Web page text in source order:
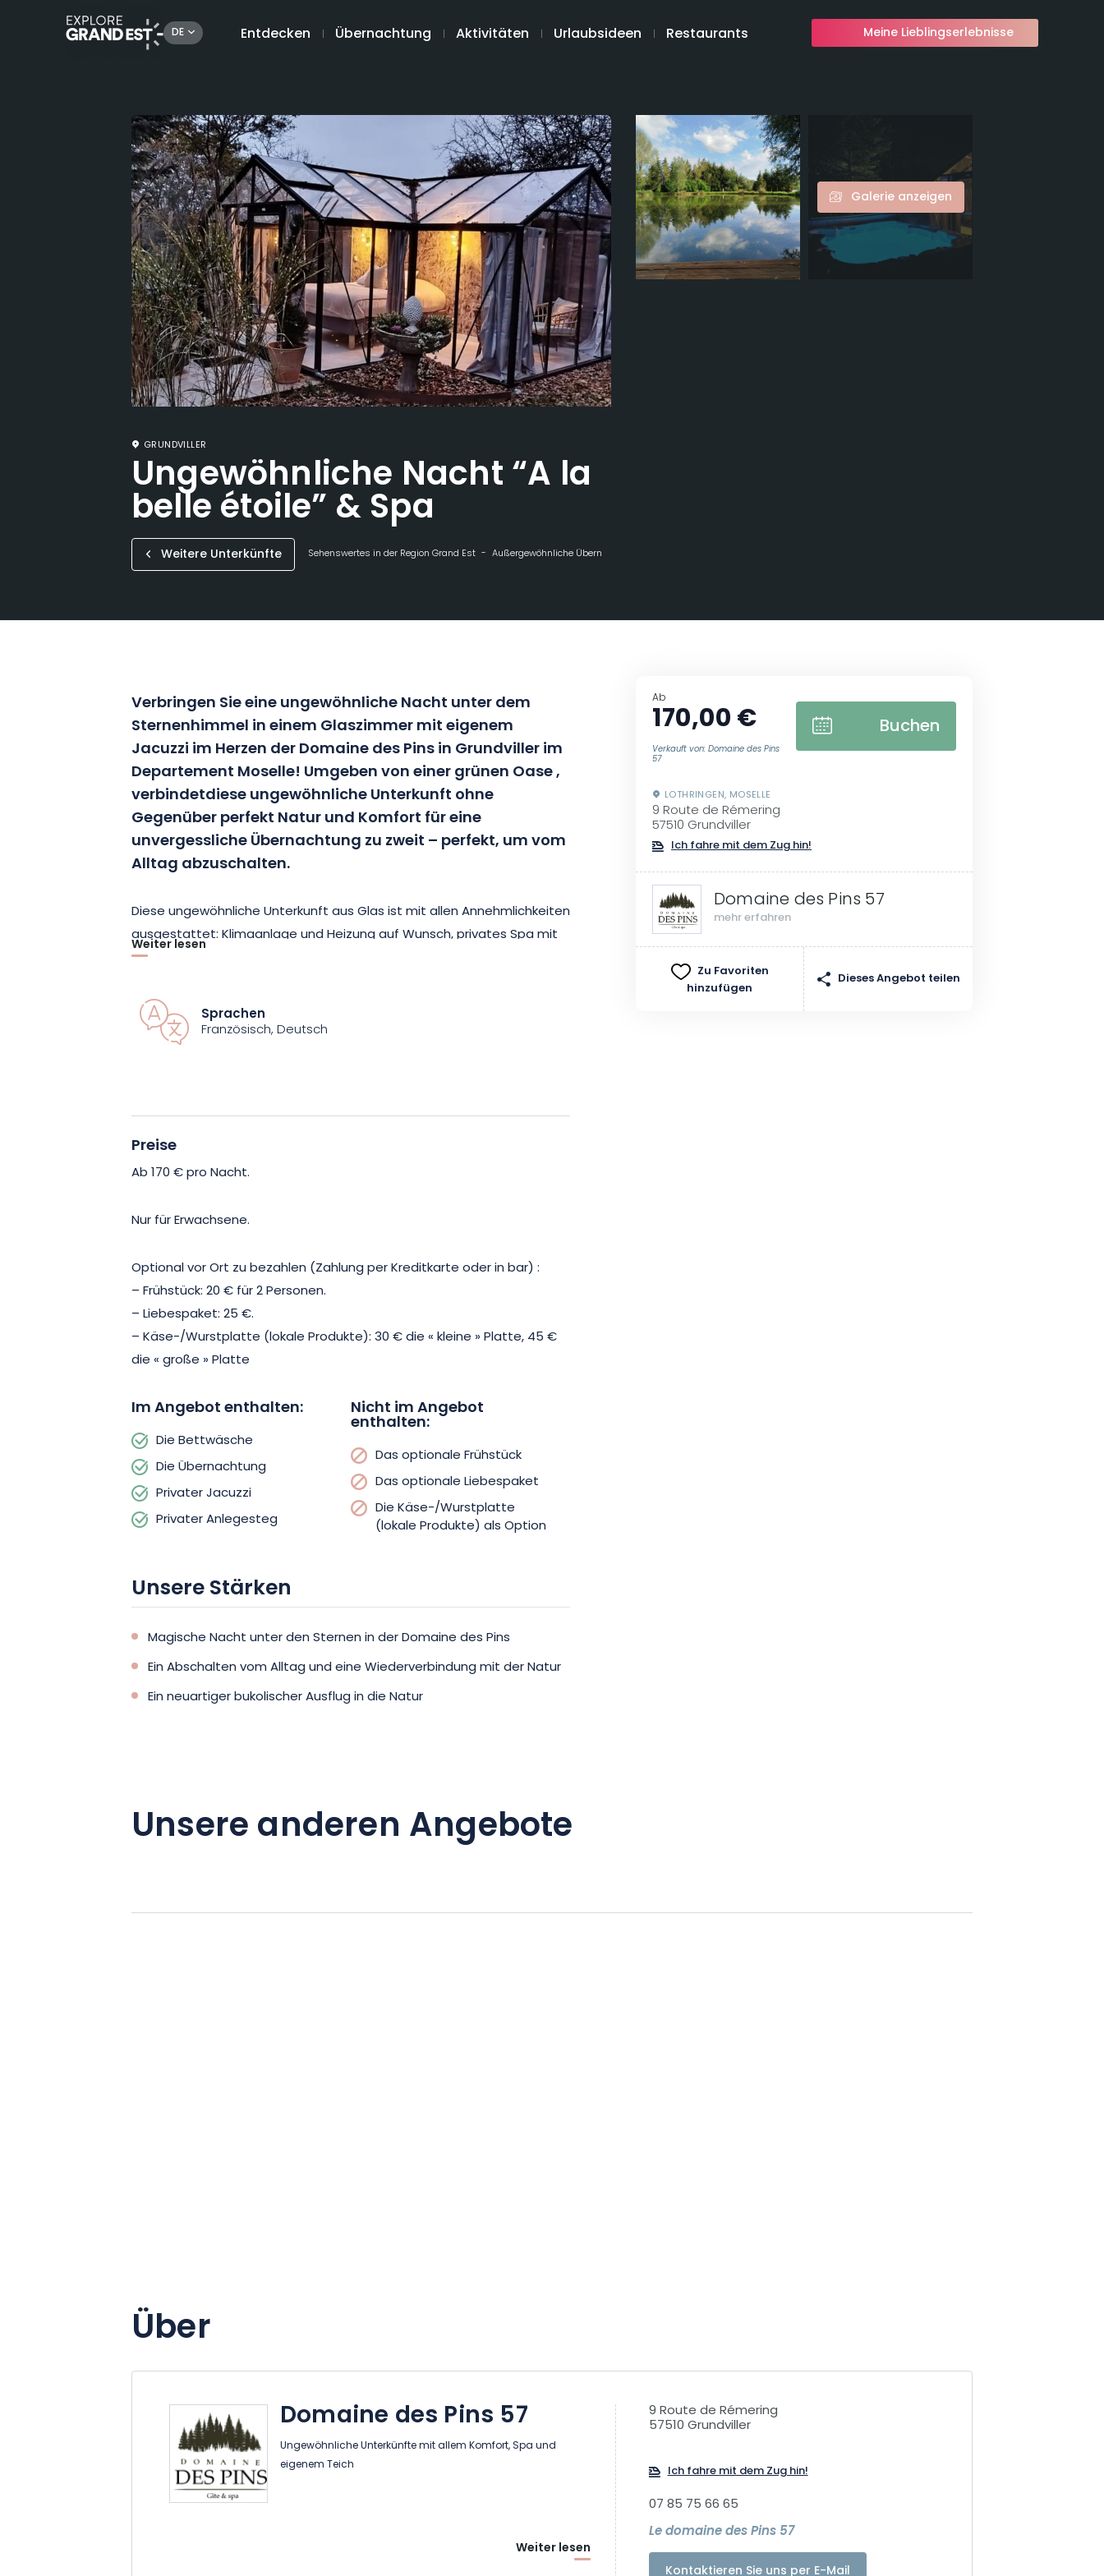
DE Entdecken Übernachtung Aktivitäten Urlaubsideen Restaurants Meine Lieblingserlebnisse
Galerie anzeigen
GRUNDVILLER
Ungewöhnliche Nacht “A la
belle étoile” & Spa
Weitere Unterkünfte Sehenswertes in der Region Grand Est Außergewöhnliche Übernachtungen
Verbringen Sie eine ungewöhnliche Nacht unter dem
Sternenhimmel in einem Glaszimmer mit eigenem
Jacuzzi im Herzen der Domaine des Pins in Grundviller im
Departement Moselle! Umgeben von einer grünen Oase,
verbindetdiese ungewöhnliche Unterkunftohne
Gegenüberperfekt Natur und Komfort für eine
unvergessliche Übernachtung zu zweit – perfekt, um vom
Alltag abzuschalten.
Diese ungewöhnliche Unterkunft aus Glas ist mit allen Annehmlichkeiten
ausgestattet: Klimaanlage und Heizung auf Wunsch, privates Spa mit
Jacuzzi und ein exklusiver Steg, von dem aus Sie den Blick auf den
Die Domaine des Pins bietet Ihnen außerdem optional ein Liebespaket
an, eine Käse- und Wurstplatte, mit der Sie die lokalen Produkte
zweit sind, jeder Moment Ihres Aufenthalts ist so gestaltet, dass er
außergewöhnlich ist.
und erleben Sie einen zeitlosen Moment in der Domaine des Pins.
Weiter lesen
Sprachen
Französisch, Deutsch
Preise
Ab 170 € pro Nacht.
Nur für Erwachsene.
Optional vor Ort zu bezahlen (Zahlung per Kreditkarte oder in bar) :
– Frühstück: 20 € für 2 Personen.
– Liebespaket: 25 €.
– Käse-/Wurstplatte (lokale Produkte): 30 € die « kleine » Platte, 45 €
die « große » Platte
Im Angebot enthalten:
Die Bettwäsche
Die Übernachtung
Privater Jacuzzi
Privater Anlegesteg
Nicht im Angebot
enthalten:
Das optionale Frühstück
Das optionale Liebespaket
Die Käse-/Wurstplatte
(lokale Produkte) als Option
Unsere Stärken
Magische Nacht unter den Sternen in der Domaine des Pins
Ein Abschalten vom Alltag und eine Wiederverbindung mit der Natur
Ein neuartiger bukolischer Ausflug in die Natur
Ab
170,00 €
Verkauft von: Domaine des Pins
57
Buchen
LOTHRINGEN, MOSELLE
9 Route de Rémering
57510 Grundviller
Ich fahre mit dem Zug hin!
Domaine des Pins 57
mehr erfahren
Zu Favoriten
hinzufügen
Dieses Angebot teilen
Unsere anderen Angebote
Über
Domaine des Pins 57
Ungewöhnliche Unterkünfte mit allem Komfort, Spa und
eigenem Teich
Weiter lesen
9 Route de Rémering
57510 Grundviller
Ich fahre mit dem Zug hin!
07 85 75 66 65
Le domaine des Pins 57
Kontaktieren Sie uns per E-Mail